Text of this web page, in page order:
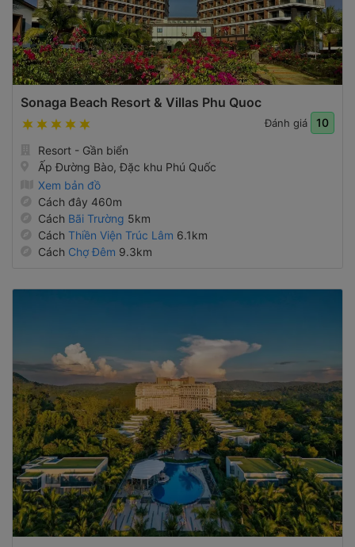
Sonaga Beach Resort & Villas Phu Quoc
10
Ấp Đường Bào, Đặc khu Phú Quốc
Xem bản đồ
Cách đây 460m
Cách Bãi Trường
Cách Thiền Viện Trúc Lâm
Cách Chợ Đêm9.3km